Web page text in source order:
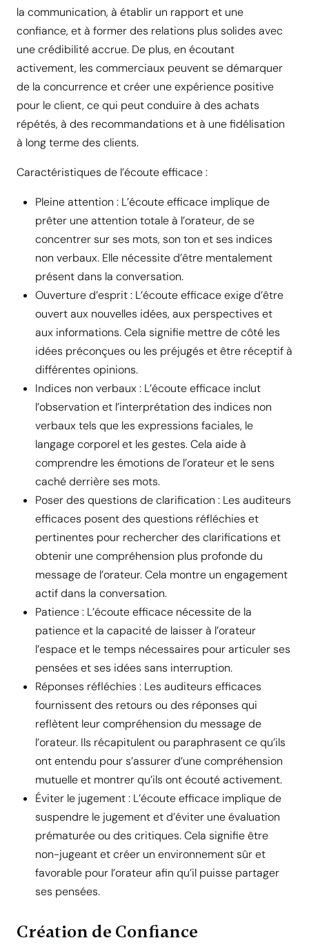
la communication, à établir un rapport et une
confiance, et à former des relations plus solides avec
une crédibilité accrue. De plus, en écoutant
activement, les commerciaux peuvent se démarquer
de la concurrence et créer une expérience positive
pour le client, ce qui peut conduire à des achats
répétés, à des recommandations et à une fidélisation
à long terme des clients.
Caractéristiques de l’écoute efficace :
Pleine attention : L’écoute efficace implique de
prêter une attention totale à l’orateur, de se
concentrer sur ses mots, son ton et ses indices
non verbaux. Elle nécessite d’être mentalement
présent dans la conversation.
Ouverture d’esprit : L’écoute efficace exige d’être
ouvert aux nouvelles idées, aux perspectives et
aux informations. Cela signifie mettre de côté les
idées préconçues ou les préjugés et être réceptif à
différentes opinions.
Indices non verbaux : L’écoute efficace inclut
l’observation et l’interprétation des indices non
verbaux tels que les expressions faciales, le
langage corporel et les gestes. Cela aide à
comprendre les émotions de l’orateur et le sens
caché derrière ses mots.
Poser des questions de clarification : Les auditeurs
efficaces posent des questions réfléchies et
pertinentes pour rechercher des clarifications et
obtenir une compréhension plus profonde du
message de l’orateur. Cela montre un engagement
actif dans la conversation.
Patience : L’écoute efficace nécessite de la
patience et la capacité de laisser à l’orateur
l’espace et le temps nécessaires pour articuler ses
pensées et ses idées sans interruption.
Réponses réfléchies : Les auditeurs efficaces
fournissent des retours ou des réponses qui
reflètent leur compréhension du message de
l’orateur. Ils récapitulent ou paraphrasent ce qu’ils
ont entendu pour s’assurer d’une compréhension
mutuelle et montrer qu’ils ont écouté activement.
Éviter le jugement : L’écoute efficace implique de
suspendre le jugement et d’éviter une évaluation
prématurée ou des critiques. Cela signifie être
non-jugeant et créer un environnement sûr et
favorable pour l’orateur afin qu’il puisse partager
ses pensées.
Création de Confiance